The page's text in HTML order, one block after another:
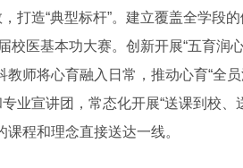
打造“典型标杆”。建立覆盖全学段的
医基本功大赛。创新开展“五育润
师将心育融入日常，推动心育“全
业宣讲团，常态化开展“送课到校、
程和理念直接送达一线。